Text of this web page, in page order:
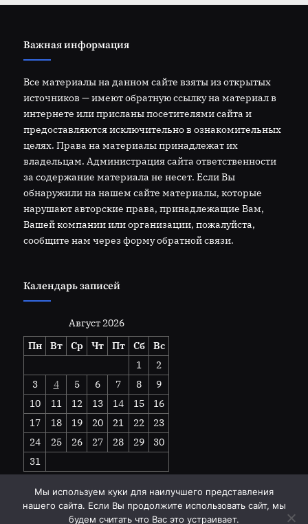
Важная информация
Все материалы на данном сайте взяты из открытых
источников — имеют обратную ссылку на материал в
интернете или присланы посетителями сайта и
предоставляются исключительно в ознакомительных
целях. Права на материалы принадлежат их
владельцам. Администрация сайта ответственности
за содержание материала не несет. Если Вы
обнаружили на нашем сайте материалы, которые
нарушают авторские права, принадлежащие Вам,
Вашей компании или организации, пожалуйста,
сообщите нам через форму обратной связи.
Календарь записей
Август 2026
Пн
Вт Ср Чт Пт Сб
Вс
1
2
3
4 5 6 7 8
9
10
11 12 13 14 15
16
17
18 19 20 21 22
23
24
25 26 27 28 29
30
31
Мы используем куки для наилучшего представления
нашего сайта. Если Вы продолжите использовать сайт, мы
будем считать что Вас это устраивает.